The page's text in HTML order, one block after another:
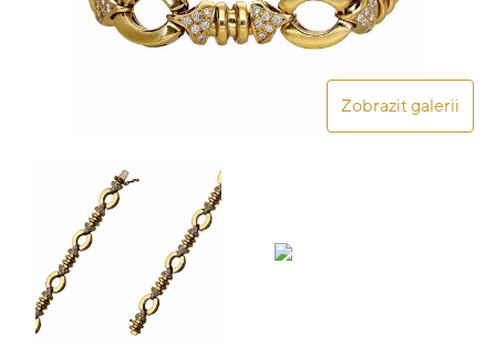
Zobrazit galerii